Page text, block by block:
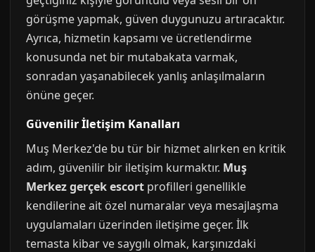
görüşme yapmak, güven duygunuzu artıracaktır.
Ayrıca, hizmetin kapsamı ve ücretlendirme
konusunda net bir mutabakata varmak,
sonradan yaşanabilecek yanlış anlaşılmaların
önüne geçer.
Güvenilir İletişim Kanalları
Muş Merkez'de bu tür bir hizmet alırken en kritik
adım, güvenilir bir iletişim kurmaktır. Muş
Merkez gerçek escort profilleri genellikle
kendilerine ait özel numaralar veya mesajlaşma
uygulamaları üzerinden iletişime geçer. İlk
temasta kibar ve saygılı olmak, karşınızdaki